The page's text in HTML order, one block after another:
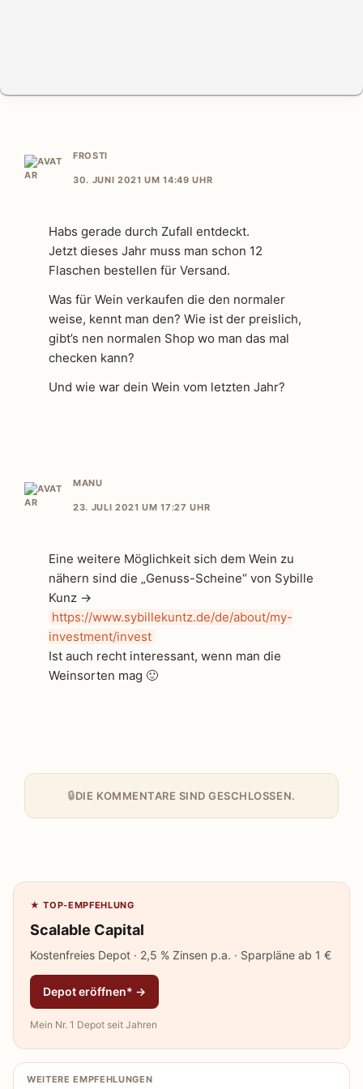
FROSTI
30. JUNI 2021 UM 14:49 UHR
Habs gerade durch Zufall entdeckt.
Jetzt dieses Jahr muss man schon 12
Flaschen bestellen für Versand.
Was für Wein verkaufen die den normaler
weise, kennt man den? Wie ist der preislich,
gibt’s nen normalen Shop wo man das mal
checken kann?
Und wie war dein Wein vom letzten Jahr?
MANU
23. JULI 2021 UM 17:27 UHR
Eine weitere Möglichkeit sich dem Wein zu
nähern sind die „Genuss-Scheine“ von Sybille
Kunz ->
https://www.sybillekuntz.de/de/about/my-
investment/invest
Ist auch recht interessant, wenn man die
Weinsorten mag 🙂
DIE KOMMENTARE SIND GESCHLOSSEN.
★ TOP-EMPFEHLUNG
Scalable Capital
Kostenfreies Depot · 2,5 % Zinsen p.a. · Sparpläne ab 1 €
Depot eröffnen* →
Mein Nr. 1 Depot seit Jahren
WEITERE EMPFEHLUNGEN